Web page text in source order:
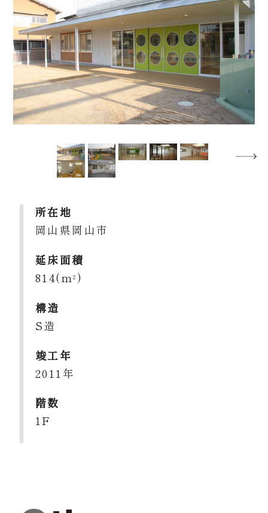
所在地
岡山県岡山市
延床面積
814(m2 )
構造
S造
竣工年
2011年
階数
1F